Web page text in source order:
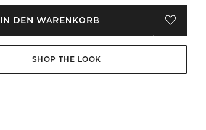
IN DEN WARENKORB
SHOP THE LOOK